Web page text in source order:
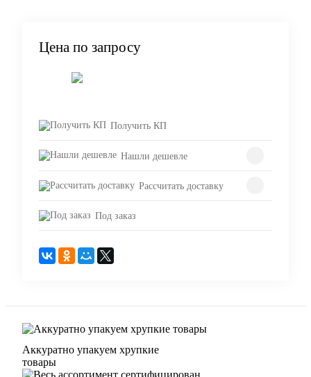
Цена по запросу
Получить КП
Нашли дешевле
Рассчитать доставку
Под заказ
Аккуратно упакуем хрупкие
товары